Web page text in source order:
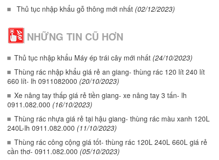
Thủ tục nhập khẩu gỗ thông mới nhất (02/12/2023)
NHỮNG TIN CŨ HƠN
Thủ tục nhập khẩu Máy ép trái cây mới nhất (24/10/2023)
Thùng rác nhập khẩu giá rẻ an giang- thùng rác 120 lít 240 lít
660 lít- lh 0911082000 (20/10/2023)
Xe nâng tay thấp giá rẻ tiền giang- xe nâng tay 3 tấn- lh
0911.082.000 (16/10/2023)
Thùng rác nhựa giá rẻ tại hậu giang- thùng rác màu xanh 120L
240L-lh 0911.082.000 (11/10/2023)
Thùng rác công cộng giá tốt- thùng rác 120L 240L 660L giá rẻ
cần thơ- 0911.082.000 (05/10/2023)